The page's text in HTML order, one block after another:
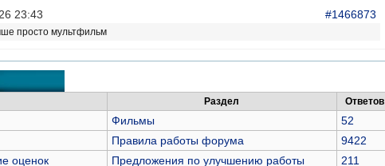
23:43 #1466873
просто мультфильм
Раздел Ответов
Фильмы
52
Правила работы форума
9422
оценок
Предложения по улучшению работы 211